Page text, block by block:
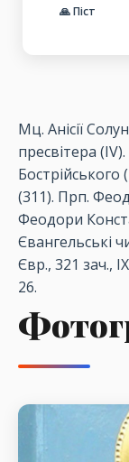
🙏 Піст
Мц. Анісії
пресвітера
Бострійського
(311). Прп.
Феодори
Євангельські
Євр., 321 зач.,
26.